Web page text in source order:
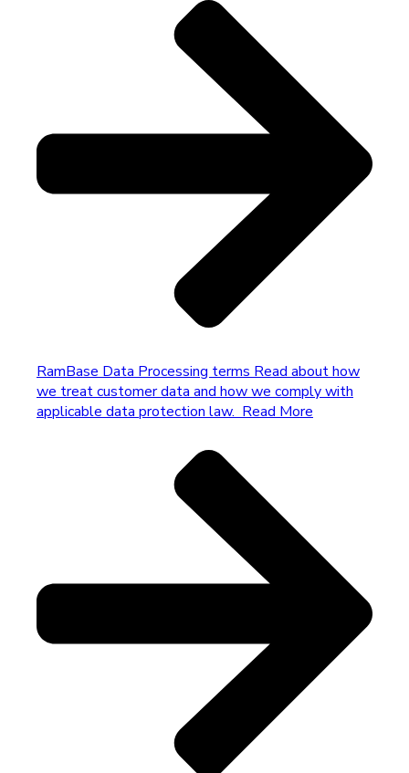
RamBase Data Processing terms Read about how
we treat customer data and how we comply with
applicable data protection law. Read More